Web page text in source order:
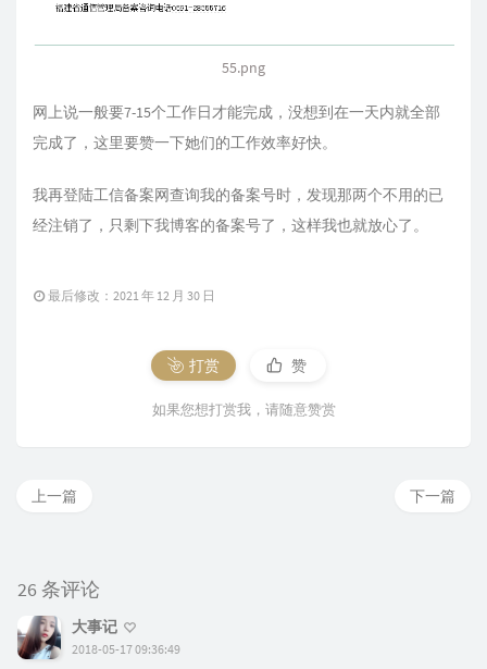
55.png
网上说一般要7-15个工作日才能完成，没想到在一天内就全部
完成了，这里要赞一下她们的工作效率好快。
我再登陆工信备案网查询我的备案号时，发现那两个不用的已
经注销了，只剩下我博客的备案号了，这样我也就放心了。
最后修改：2021 年 12 月 30 日
打赏 赞
如果您想打赏我，请随意赞赏
下一篇
上一篇
26 条评论
大事记
2018-05-17 09:36:49